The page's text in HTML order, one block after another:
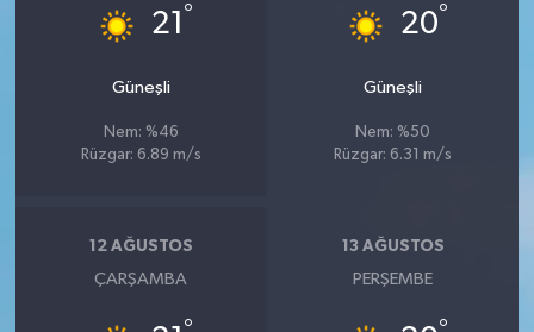
21 °
Güneşli
Nem: %46
Rüzgar: 6.89 m/s
20°
Güneşli
Nem: %50
Rüzgar: 6.31 m/s
12 AĞUSTOS
ÇARŞAMBA
13 AĞUSTOS
PERŞEMBE